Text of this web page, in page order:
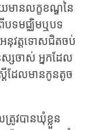
ាន​លក្ខខណ្ឌ​នៃ
បទមជ្ឈិម​ឬបទ
នុវត្តទោស​ជិតចប់​
សចាស់​ អ្នកដែល​
ដ្រីដែលមាន​កូនតូច
រូវបាន​ឃុំខ្លួន​